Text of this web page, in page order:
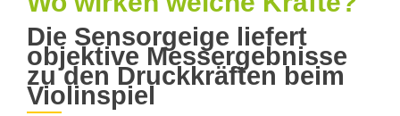
Die Sensorgeige liefert
objektive Messergebnisse
zu den ­Druckkräften beim
Violinspiel